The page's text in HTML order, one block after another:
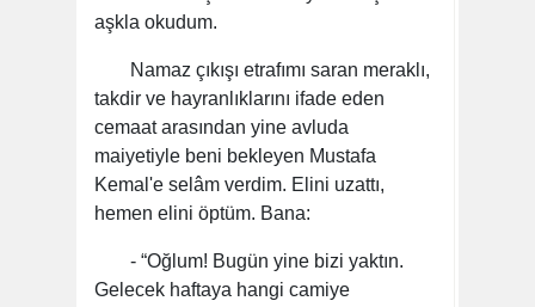
aşkla okudum.
Namaz çıkışı etrafımı saran meraklı,
takdir ve hayranlıklarını ifade eden
cemaat arasından yine avluda
maiyetiyle beni bekleyen Mustafa
Kemal'e selâm verdim. Elini uzattı,
hemen elini öptüm. Bana:
- “Oğlum! Bugün yine bizi yaktın.
Gelecek haftaya hangi camiye